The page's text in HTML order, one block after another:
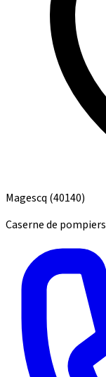
Magescq (40140)
Caserne de pompiers